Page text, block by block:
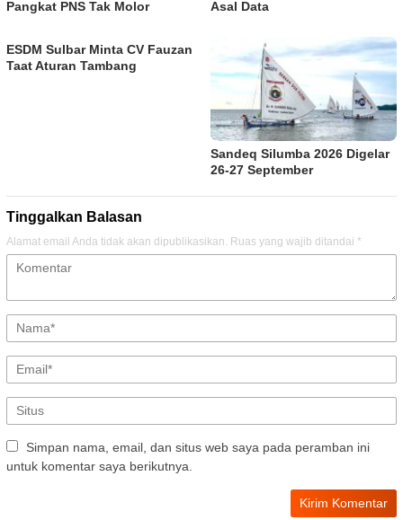
Pangkat PNS Tak Molor
Asal Data
ESDM Sulbar Minta CV Fauzan
Taat Aturan Tambang
Sandeq Silumba 2026 Digelar
26-27 September
Tinggalkan Balasan
Alamat email Anda tidak akan dipublikasikan. Ruas yang wajib ditandai *
Simpan nama, email, dan situs web saya pada peramban ini
untuk komentar saya berikutnya.